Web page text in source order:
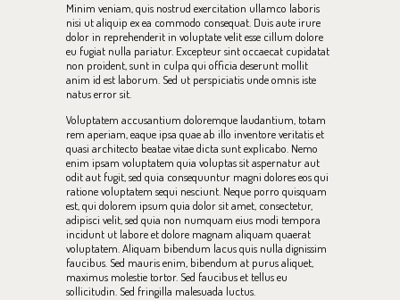
Minim veniam, quis nostrud exercitation ullamco laboris
nisi ut aliquip ex ea commodo consequat. Duis aute irure
dolor in reprehenderit in voluptate velit esse cillum dolore
eu fugiat nulla pariatur. Excepteur sint occaecat cupidatat
non proident, sunt in culpa qui officia deserunt mollit
anim id est laborum. Sed ut perspiciatis unde omnis iste
natus error sit.
Voluptatem accusantium doloremque laudantium, totam
rem aperiam, eaque ipsa quae ab illo inventore veritatis et
quasi architecto beatae vitae dicta sunt explicabo. Nemo
enim ipsam voluptatem quia voluptas sit aspernatur aut
odit aut fugit, sed quia consequuntur magni dolores eos qui
ratione voluptatem sequi nesciunt. Neque porro quisquam
est, qui dolorem ipsum quia dolor sit amet, consectetur,
adipisci velit, sed quia non numquam eius modi tempora
incidunt ut labore et dolore magnam aliquam quaerat
voluptatem. Aliquam bibendum lacus quis nulla dignissim
faucibus. Sed mauris enim, bibendum at purus aliquet,
maximus molestie tortor. Sed faucibus et tellus eu
sollicitudin. Sed fringilla malesuada luctus.